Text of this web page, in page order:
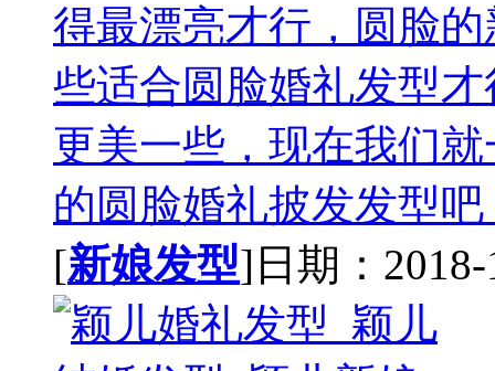
得最漂亮才行，圆脸
些适合圆脸婚礼发型
更美一些，现在我们
的圆脸婚礼披发发型
[新娘发型]日期：2018-